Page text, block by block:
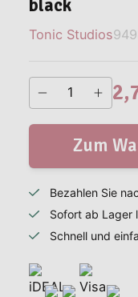
black
Tonic Studios
Zum
Bezahlen Sie
Sofort ab Lager
Schnell und